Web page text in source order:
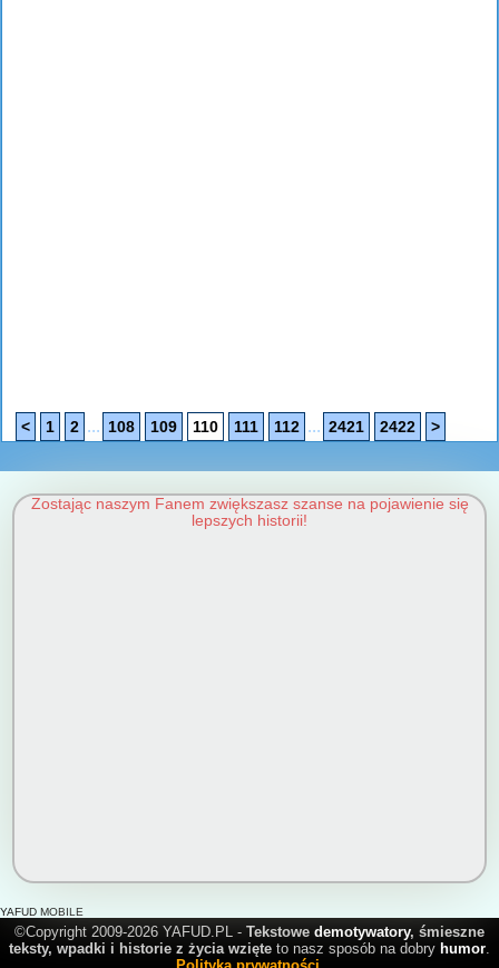
< 1 2 ... 108 109 110 111 112 ... 2421 2422 >
Zostając naszym Fanem zwiększasz szanse na pojawienie się
lepszych historii!
YAFUD MOBILE
©Copyright 2009-2026 YAFUD.PL - Tekstowe demotywatory, śmieszne
teksty, wpadki i historie z życia wzięte to nasz sposób na dobry humor.